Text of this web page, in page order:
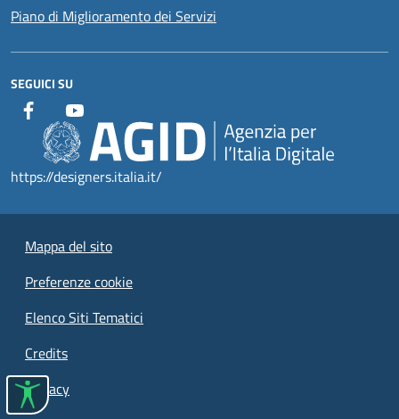
Piano di Miglioramento dei Servizi
SEGUICI SU
https://designers.italia.it/
Mappa del sito
Preferenze cookie
Elenco Siti Tematici
Credits
Privacy